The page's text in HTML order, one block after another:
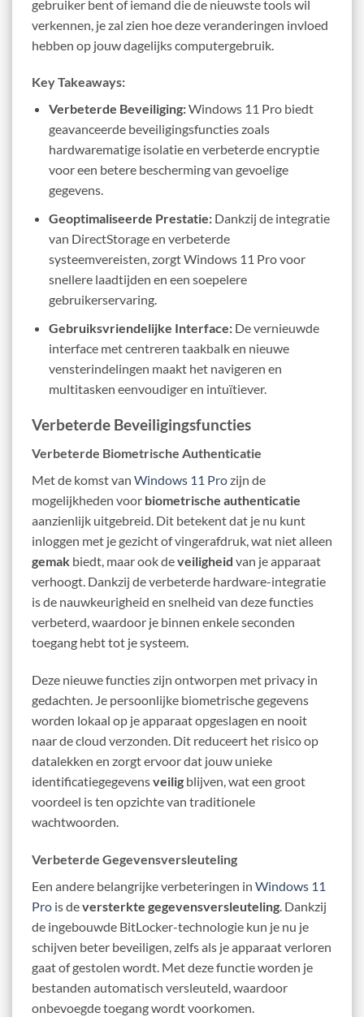
gebruiker bent of iemand die de nieuwste tools wil
verkennen, je zal zien hoe deze veranderingen invloed
hebben op jouw dagelijks computergebruik.
Key Takeaways:
Verbeterde Beveiliging:Windows 11 Pro biedt
geavanceerde beveiligingsfuncties zoals
hardwarematige isolatie en verbeterde encryptie
voor een betere bescherming van gevoelige
gegevens.
Geoptimaliseerde Prestatie:Dankzij de integratie
van DirectStorage en verbeterde
systeemvereisten, zorgt Windows 11 Pro voor
snellere laadtijden en een soepelere
gebruikerservaring.
Gebruiksvriendelijke Interface:De vernieuwde
interface met centreren taakbalk en nieuwe
vensterindelingen maakt het navigeren en
multitasken eenvoudiger en intuïtiever.
Verbeterde Beveiligingsfuncties
Verbeterde Biometrische Authenticatie
Met de komst van Windows 11 Prozijn de
mogelijkheden voor biometrische authenticatie
aanzienlijk uitgebreid. Dit betekent dat je nu kunt
inloggen met je gezicht of vingerafdruk, wat niet alleen
gemak biedt, maar ook deveiligheid van je apparaat
verhoogt. Dankzij de verbeterde hardware-integratie
is de nauwkeurigheid en snelheid van deze functies
verbeterd, waardoor je binnen enkele seconden
toegang hebt tot je systeem.
Deze nieuwe functies zijn ontworpen met privacy in
gedachten. Je persoonlijke biometrische gegevens
worden lokaal op je apparaat opgeslagen en nooit
naar de cloud verzonden. Dit reduceert het risico op
datalekken en zorgt ervoor dat jouw unieke
identificatiegegevensveilig blijven, wat een groot
voordeel is ten opzichte van traditionele
wachtwoorden.
Verbeterde Gegevensversleuteling
Een andere belangrijke verbeteringen in Windows 11
Pro is deversterkte gegevensversleuteling . Dankzij
de ingebouwde BitLocker-technologie kun je nu je
schijven beter beveiligen, zelfs als je apparaat verloren
gaat of gestolen wordt. Met deze functie worden je
bestanden automatisch versleuteld, waardoor
onbevoegde toegang wordt voorkomen.